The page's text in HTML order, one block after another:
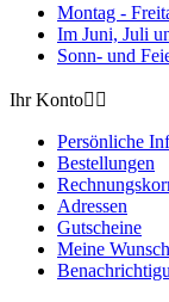
Montag -
Im Juni, Juli
Sonn- und
Ihr Konto 
Persönliche
Bestellungen
Adressen
Gutscheine
Meine